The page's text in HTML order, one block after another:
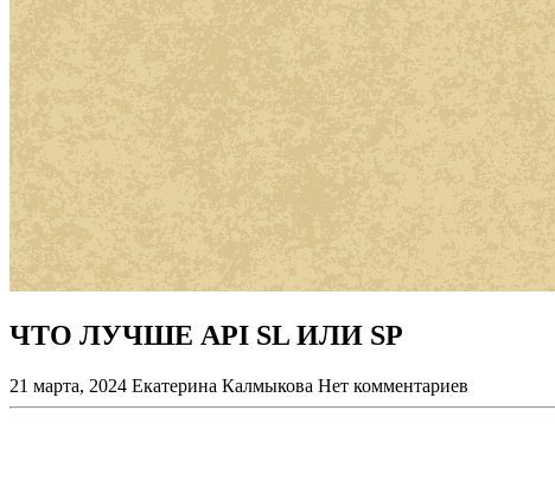
ЧТО ЛУЧШЕ API SL ИЛИ SP
21 марта, 2024 Екатерина Калмыкова Нет комментариев